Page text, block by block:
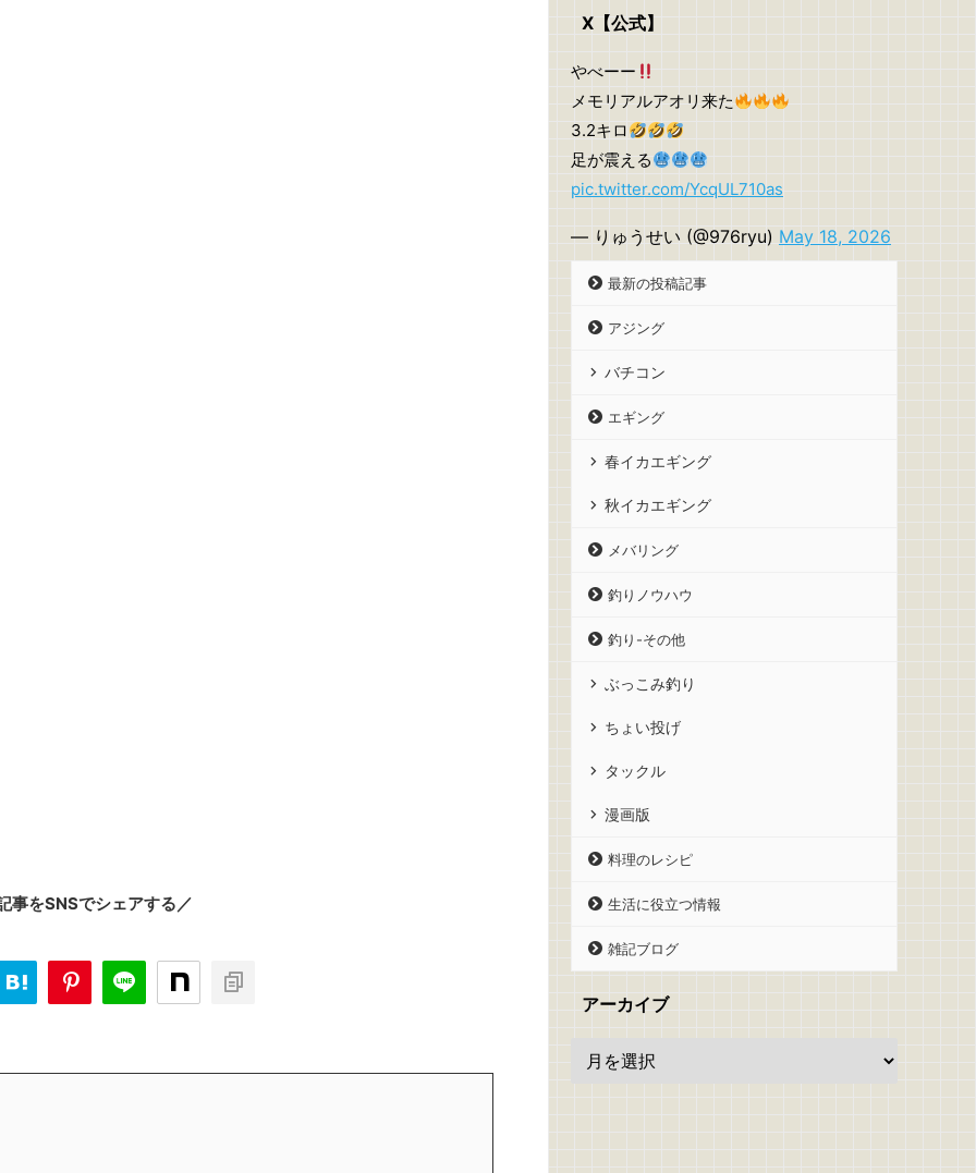
事をSNSでシェアする／
X【公式】
やべーー
メモリアルアオリ来た
3.2キロ
足が震える
pic.twitter.com/YcqUL710as
— りゅうせい (@976ryu) May 18, 2026
最新の投稿記事
アジング
バチコン
エギング
春イカエギング
秋イカエギング
メバリング
釣りノウハウ
釣り-その他
ぶっこみ釣り
ちょい投げ
タックル
漫画版
料理のレシピ
生活に役立つ情報
雑記ブログ
アーカイブ